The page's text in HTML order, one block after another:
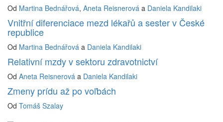
Od Martina Bednářová, Aneta Reisnerová a Daniela Kandilaki
Vnitřní diferenciace mezd lékařů a sester v České
republice
Od Martina Bednářová a Daniela Kandilaki
Relativní mzdy v sektoru zdravotnictví
Od Aneta Reisnerová a Daniela Kandilaki
Zmeny prídu až po voľbách
Od Tomáš Szalay